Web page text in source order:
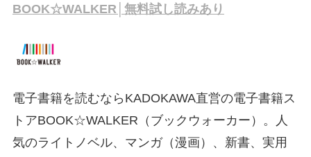
BOOK☆WALKER│無料試し読みあり
電子書籍を読むならKADOKAWA直営の電子書籍ス
トアBOOK☆WALKER（ブックウォーカー）。人
気のライトノベル、マンガ（漫画）、新書、実用